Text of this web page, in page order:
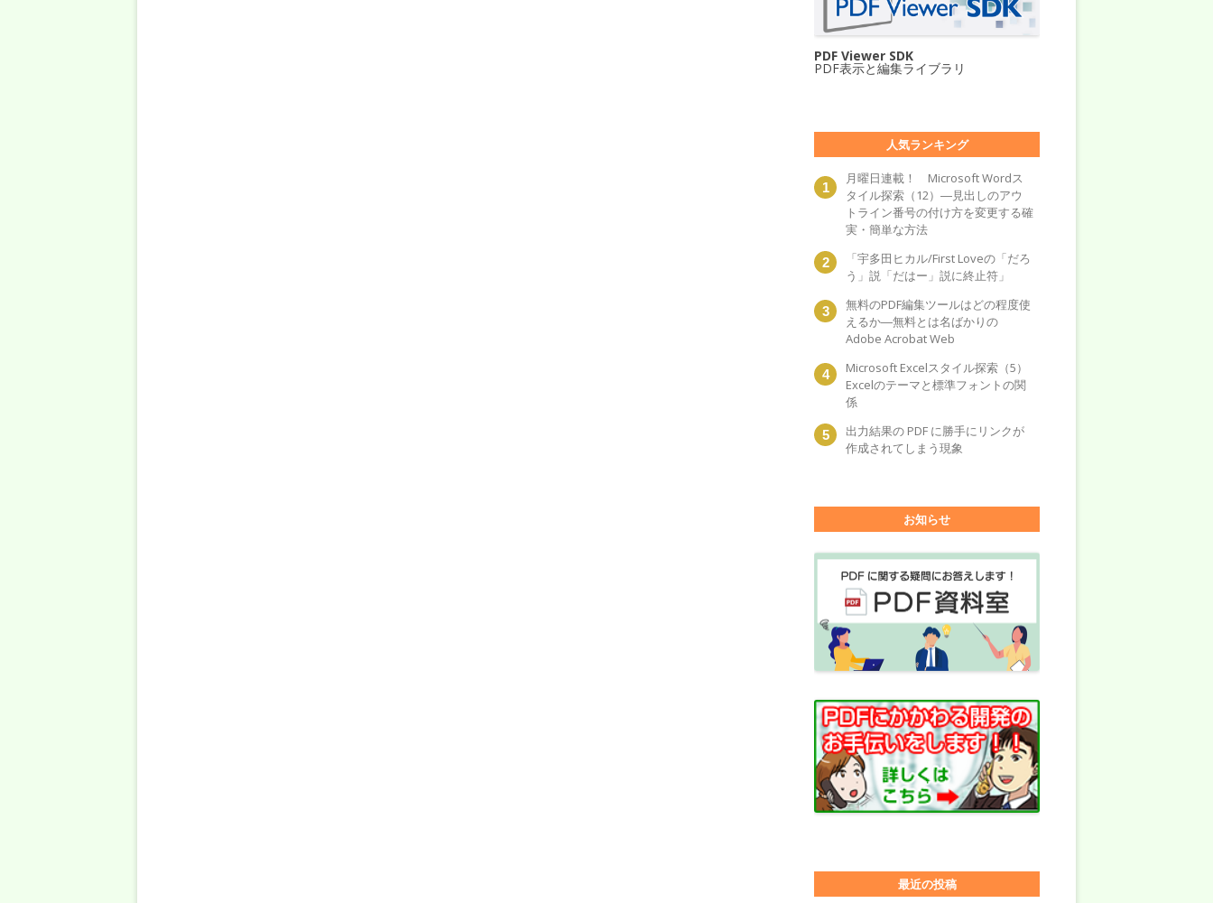
PDF Viewer SDK
PDF表示と編集ライブラリ
人気ランキング
月曜日連載！ Microsoft Wordス
タイル探索（12）―見出しのアウ
トライン番号の付け方を変更する確
実・簡単な方法
「宇多田ヒカル/First Loveの「だろ
う」説「だはー」説に終止符」
無料のPDF編集ツールはどの程度使
えるか―無料とは名ばかりの
Adobe Acrobat Web
Microsoft Excelスタイル探索（5）
Excelのテーマと標準フォントの関
係
出力結果の PDF に勝手にリンクが
作成されてしまう現象
お知らせ
最近の投稿